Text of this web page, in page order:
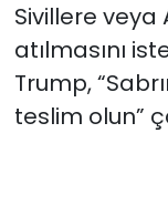
Sivillere
atılmasını
Trump,
teslim olun”